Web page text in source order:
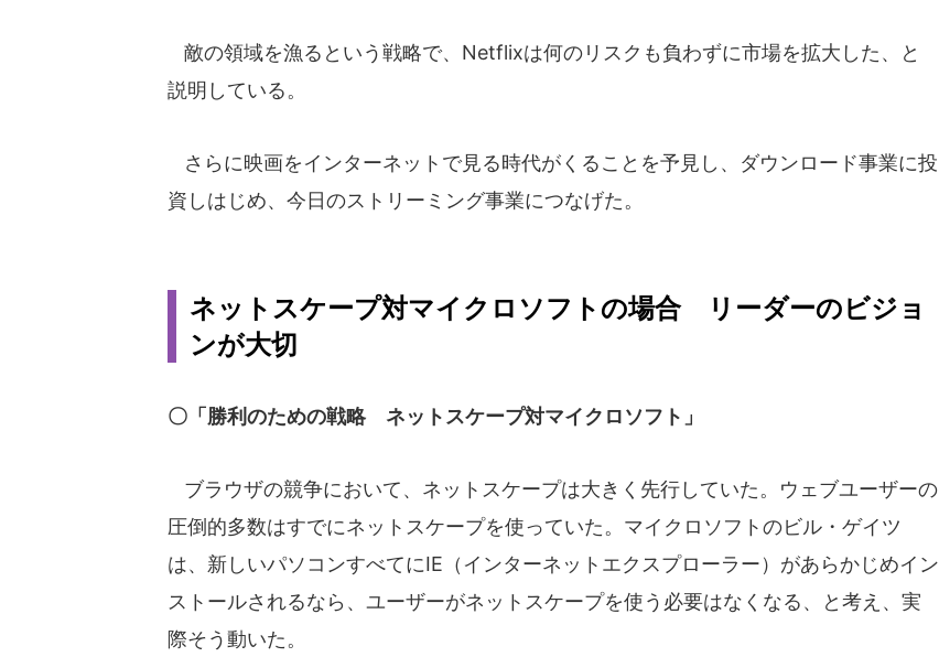
敵の領域を漁るという戦略で、Netflixは何のリスクも負わずに市場を拡大した、と
説明している。
さらに映画をインターネットで見る時代がくることを予見し、ダウンロード事業に投
資しはじめ、今日のストリーミング事業につなげた。
ネットスケープ対マイクロソフトの場合 リーダーのビジョ
ンが大切
〇「勝利のための戦略 ネットスケープ対マイクロソフト」
ブラウザの競争において、ネットスケープは大きく先行していた。ウェブユーザーの
圧倒的多数はすでにネットスケープを使っていた。マイクロソフトのビル・ゲイツ
は、新しいパソコンすべてにIE（インターネットエクスプローラー）があらかじめイン
ストールされるなら、ユーザーがネットスケープを使う必要はなくなる、と考え、実
際そう動いた。